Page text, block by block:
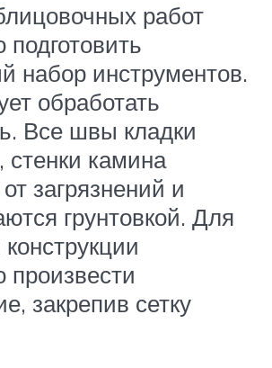
работ
набор инструментов.
обработать
Все швы кладки
камина
загрязнений и
грунтовкой. Для
произвести
закрепив сетку